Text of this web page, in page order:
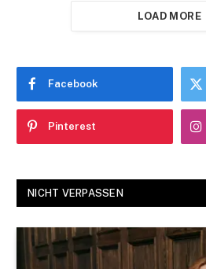
LOAD MORE
Facebook
Pinterest
NICHT VERPASSEN